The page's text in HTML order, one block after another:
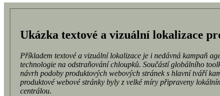
Ukázka textové a vizuální lokalizace
Příkladem textové a vizuální lokalizace je i nedávná kampaň
technologie na odstraňování chloupků. Součástí globálního
návrh podoby produktových webových stránek s hlavní tváří
produktové webové stránky byly z velké míry připraveny
centrálou.